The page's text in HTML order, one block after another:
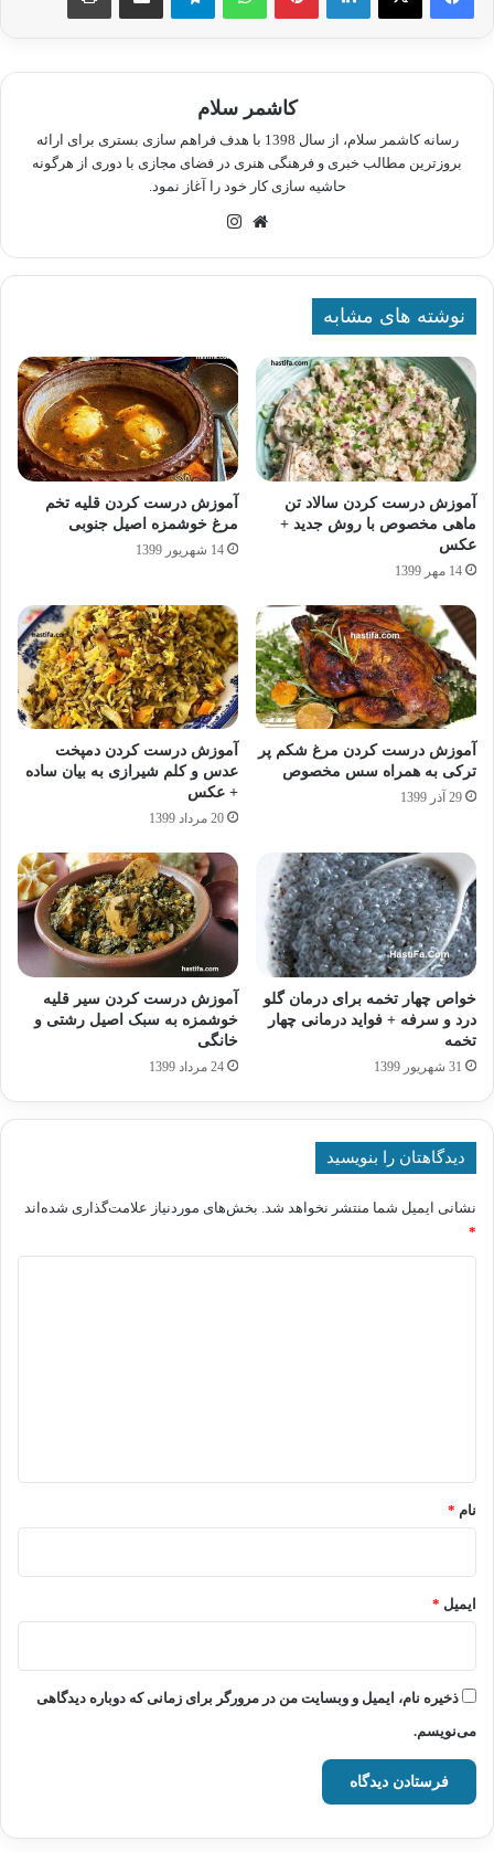
کاشمر سلام
رسانه کاشمر سلام، از سال 1398 با هدف فراهم سازی بستری برای ارائه
بروزترین مطالب خبری و فرهنگی هنری در فضای مجازی با دوری از هرگونه
حاشیه سازی کار خود را آغاز نمود.
وبسایت
نوشته های مشابه
آموزش درست کردن سالاد تن
ماهی مخصوص با روش جدید +
عکس
14 مهر 1399
آموزش درست کردن قلیه تخم
مرغ خوشمزه اصیل جنوبی
14 شهریور 1399
آموزش درست کردن مرغ شکم پر
ترکی به همراه سس مخصوص
29 آذر 1399
آموزش درست کردن دمپخت
عدس و کلم شیرازی به بیان ساده
+ عکس
20 مرداد 1399
خواص چهار تخمه برای درمان گلو
درد و سرفه + فواید درمانی چهار
تخمه
31 شهریور 1399
آموزش درست کردن سیر قلیه
خوشمزه به سبک اصیل رشتی و
خانگی
24 مرداد 1399
دیدگاهتان را بنویسید
نشانی ایمیل شما منتشر نخواهد شد. بخش‌های موردنیاز علامت‌گذاری شده‌اند
*
نام *
ایمیل *
ذخیره نام، ایمیل و وبسایت من در مرورگر برای زمانی که دوباره دیدگاهی
می‌نویسم.